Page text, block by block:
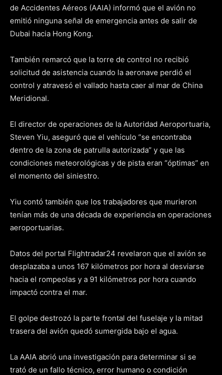
de Accidentes Aéreos (AAIA) informó que el avión no
emitió ninguna señal de emergencia antes de salir de
Dubai hacia Hong Kong.
También remarcó que la torre de control no recibió
solicitud de asistencia cuando la aeronave perdió el
control y atravesó el vallado hasta caer al mar de China
Meridional.
El director de operaciones de la Autoridad Aeroportuaria,
Steven Yiu, aseguró que el vehículo “se encontraba
dentro de la zona de patrulla autorizada” y que las
condiciones meteorológicas y de pista eran “óptimas” en
el momento del siniestro.
Yiu contó también que los trabajadores que murieron
tenían más de una década de experiencia en operaciones
aeroportuarias.
Datos del portal Flightradar24 revelaron que el avión se
desplazaba a unos 167 kilómetros por hora al desviarse
hacia el rompeolas y a 91 kilómetros por hora cuando
impactó contra el mar.
El golpe destrozó la parte frontal del fuselaje y la mitad
trasera del avión quedó sumergida bajo el agua.
La AAIA abrió una investigación para determinar si se
trató de un fallo técnico, error humano o condición